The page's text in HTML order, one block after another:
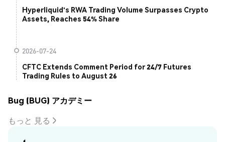
Hyperliquid's RWA Trading Volume Surpasses Crypto
Assets, Reaches 54% Share
2026-07-24
CFTC Extends Comment Period for 24/7 Futures
Trading Rules to August 26
Bug (BUG) アカデミー
もっと 見る